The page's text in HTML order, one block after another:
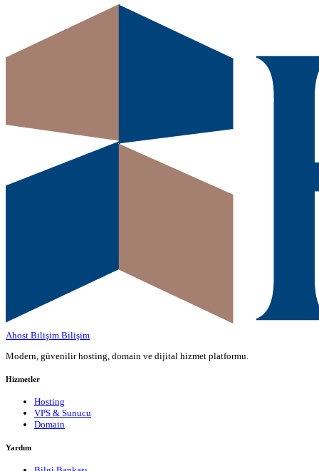
Ahost Bilişim Bilişim
Modern, güvenilir hosting, domain ve dijital hizmet platformu.
Hizmetler
Hosting
VPS & Sunucu
Domain
Yardım